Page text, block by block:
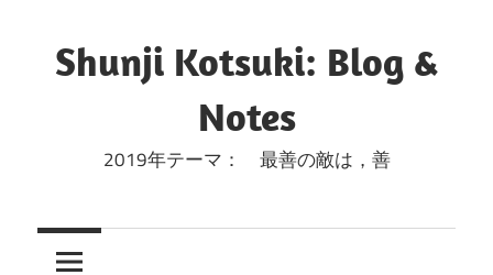
キ
Shunji Kotsuki: Blog &
Notes
2019年テーマ： 最善の敵は，善